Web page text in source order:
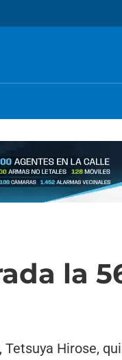
la
Hirose,